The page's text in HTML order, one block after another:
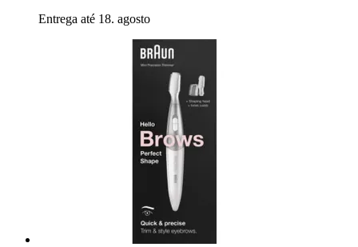
Entrega até 18. agosto